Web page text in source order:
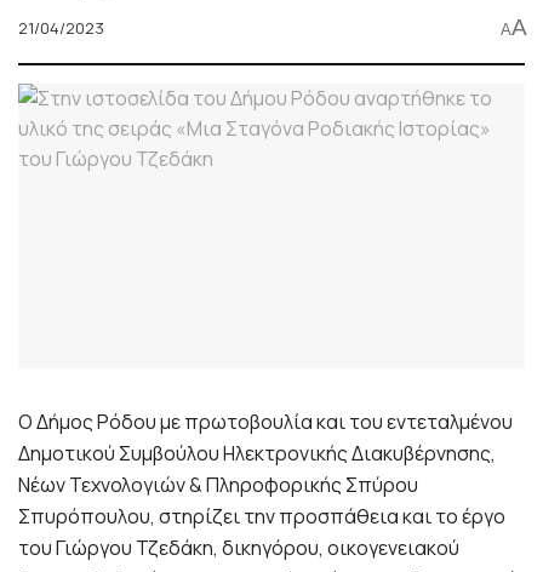
21/04/2023 AA
Ο Δήμος Ρόδου με πρωτοβουλία και του εντεταλμένου
Δημοτικού Συμβούλου Ηλεκτρονικής Διακυβέρνησης,
Νέων Τεχνολογιών & Πληροφορικής Σπύρου
Σπυρόπουλου, στηρίζει την προσπάθεια και το έργο
του Γιώργου Τζεδάκη, δικηγόρου, οικογενειακού